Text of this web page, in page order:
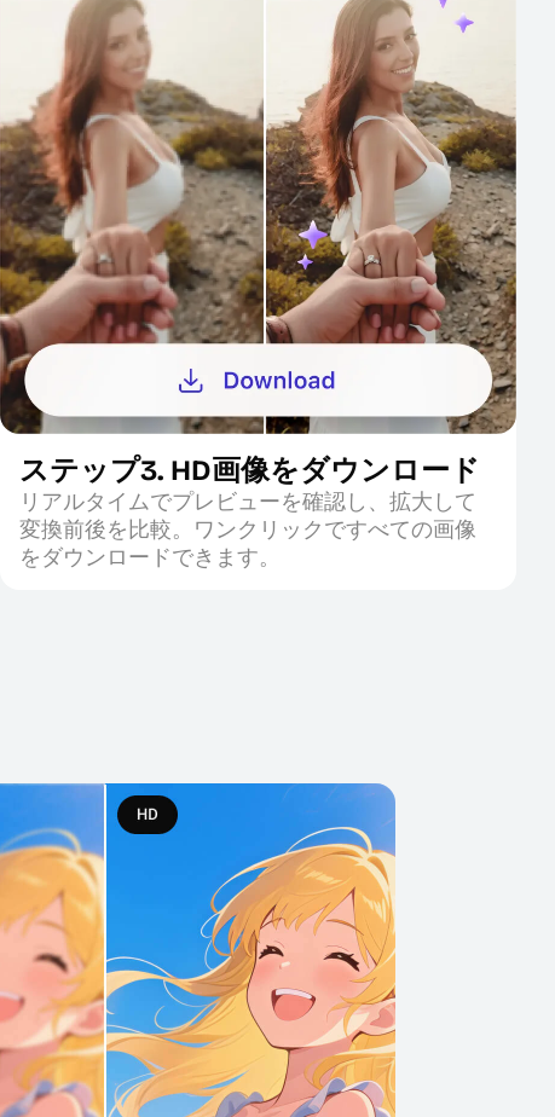
ステップ3. HD画像をダウンロード
リアルタイムでプレビューを確認し、拡大して
変換前後を比較。ワンクリックですべての画像
をダウンロードできます。